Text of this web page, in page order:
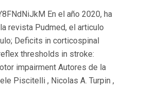
En el año 2020, ha
revista Pudmed, el articulo
Deficits in corticospinal
thresholds in stroke:
impairment Autores de la
Piscitelli , Nicolas A. Turpin ,